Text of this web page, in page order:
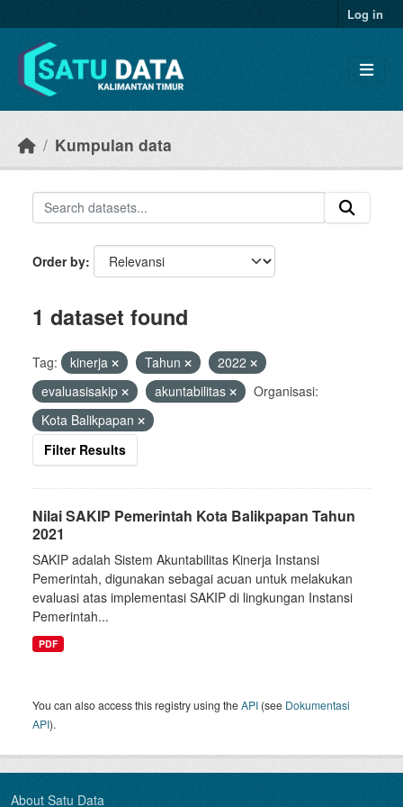
Log in
Kumpulan data
Order by
1 dataset found
Tag: kinerja Tahun
2022
evaluasisakip
akuntabilitas
Organisasi:
Kota Balikpapan
Filter Results
Nilai SAKIP Pemerintah Kota Balikpapan Tahun
2021
SAKIP adalah Sistem Akuntabilitas Kinerja Instansi
Pemerintah, digunakan sebagai acuan untuk melakukan
evaluasi atas implementasi SAKIP di lingkungan Instansi
Pemerintah...
PDF
You can also access this registry using theAPI (see Dokumentasi
API).
About Satu Data